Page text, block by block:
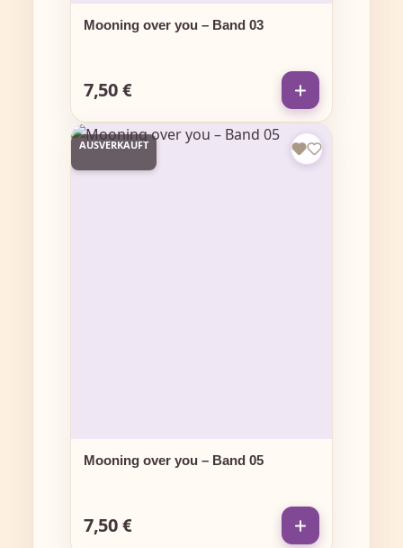
Mooning over you – Band 03
Regulärer Preis:
7,50 €
AUSVERKAUFT
Mooning over you – Band 05
Regulärer Preis:
7,50 €